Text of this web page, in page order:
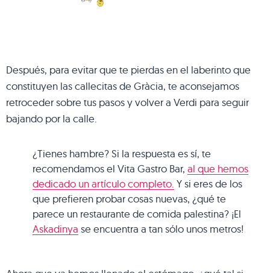
Después, para evitar que te pierdas en el laberinto que
constituyen las callecitas de Gràcia, te aconsejamos
retroceder sobre tus pasos y volver a Verdi para seguir
bajando por la calle.
¿Tienes hambre? Si la respuesta es sí, te
recomendamos el Vita Gastro Bar,al que hemos
dedicado un artículo completo. Y si eres de los
que prefieren probar cosas nuevas, ¿qué te
parece un restaurante de comida palestina? ¡El
Askadinya se encuentra a tan sólo unos metros!